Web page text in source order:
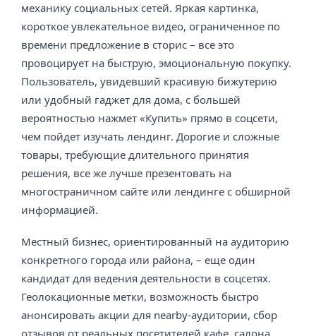
механику социальных сетей. Яркая картинка,
короткое увлекательное видео, ограниченное по
времени предложение в сторис – все это
провоцирует на быструю, эмоциональную покупку.
Пользователь, увидевший красивую бижутерию
или удобный гаджет для дома, с большей
вероятностью нажмет «Купить» прямо в соцсети,
чем пойдет изучать лендинг. Дорогие и сложные
товары, требующие длительного принятия
решения, все же лучше презентовать на
многостраничном сайте или лендинге с обширной
информацией.
Местный бизнес, ориентированный на аудиторию
конкретного города или района, – еще один
кандидат для ведения деятельности в соцсетях.
Геолокационные метки, возможность быстро
анонсировать акции для nearby-аудитории, сбор
отзывов от реальных посетителей кафе, салона